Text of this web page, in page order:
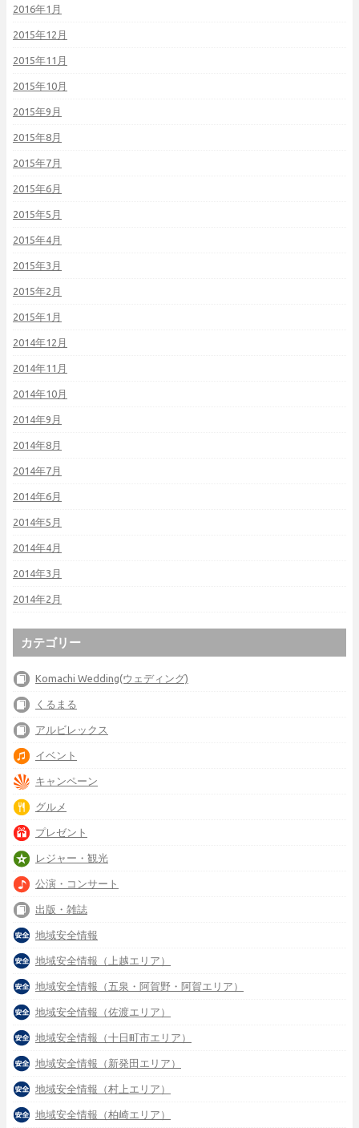
2016年1月
2015年12月
2015年11月
2015年10月
2015年9月
2015年8月
2015年7月
2015年6月
2015年5月
2015年4月
2015年3月
2015年2月
2015年1月
2014年12月
2014年11月
2014年10月
2014年9月
2014年8月
2014年7月
2014年6月
2014年5月
2014年4月
2014年3月
2014年2月
カテゴリー
Komachi Wedding(ウェディング)
くるまる
アルビレックス
イベント
キャンペーン
グルメ
プレゼント
レジャー・観光
公演・コンサート
出版・雑誌
地域安全情報
地域安全情報（上越エリア）
地域安全情報（五泉・阿賀野・阿賀エリア）
地域安全情報（佐渡エリア）
地域安全情報（十日町市エリア）
地域安全情報（新発田エリア）
地域安全情報（村上エリア）
地域安全情報（柏崎エリア）